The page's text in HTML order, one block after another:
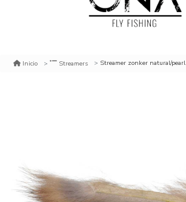
Inicio Streamers Streamer zonker natural/pearl